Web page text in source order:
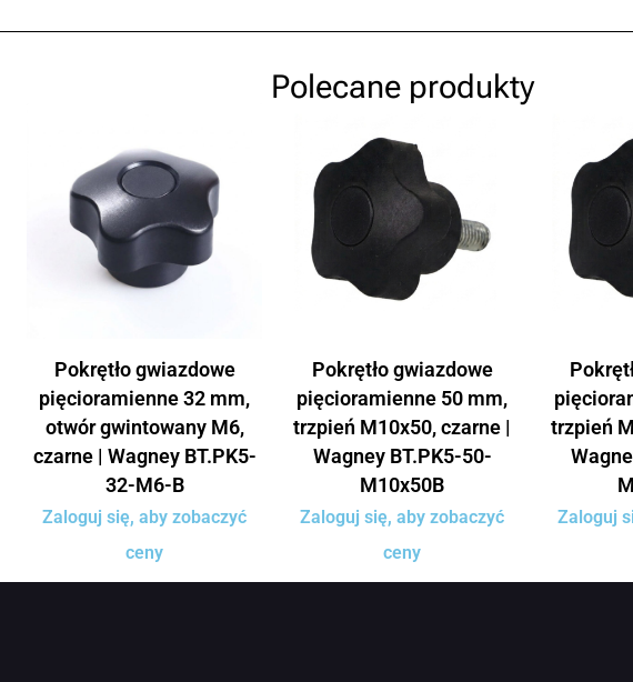
Polecane produkty
Pokrętło gwiazdowe
pięcioramienne 32 mm,
otwór gwintowany M6,
czarne | Wagney BT.PK5-
32-M6-B
Zaloguj się, aby zobaczyć
ceny
Pokrętło gwiazdowe
pięcioramienne 50 mm,
trzpień M10x50, czarne |
Wagney BT.PK5-50-
M10x50B
Zaloguj się, aby zobaczyć
ceny
trzpień
Zaloguj